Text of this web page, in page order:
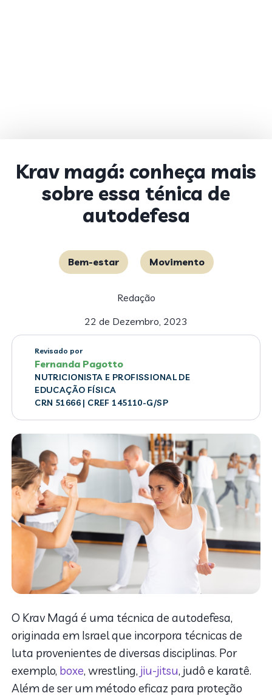
Krav magá: conheça mais
sobre essa ténica de
autodefesa
Bem-estar Movimento
Redação
22 de Dezembro, 2023
Revisado por
Fernanda Pagotto
NUTRICIONISTA E PROFISSIONAL DE
EDUCAÇÃO FÍSICA
CRN 51666 | CREF 145110-G/SP
O Krav Magá é uma técnica de autodefesa,
originada em Israel que incorpora técnicas de
luta provenientes de diversas disciplinas. Por
exemplo, boxe, wrestling, jiu-jitsu, judô e karatê.
Além de ser um método eficaz para proteção